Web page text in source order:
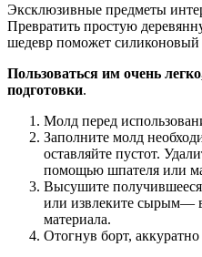
Эксклюзивные предметы
Превратить простую
шедевр поможет силиконовый
Пользоваться им очень
подготовки.
Молд перед
Заполните молд
оставляйте пустот.
помощью шпателя или
Высушите
или извлеките сырым—
материала.
Отогнув борт,